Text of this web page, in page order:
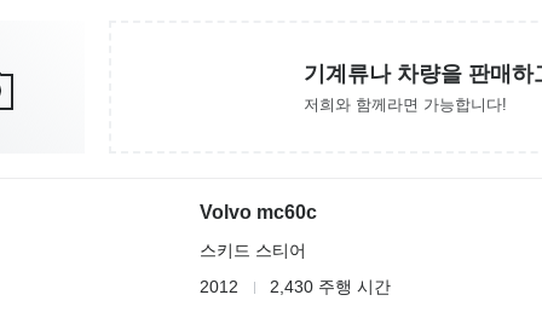
기계류나 차량을 판매하
저희와 함께라면 가능합니다!
Volvo mc60c
스키드 스티어
2012
2,430 주행 시간